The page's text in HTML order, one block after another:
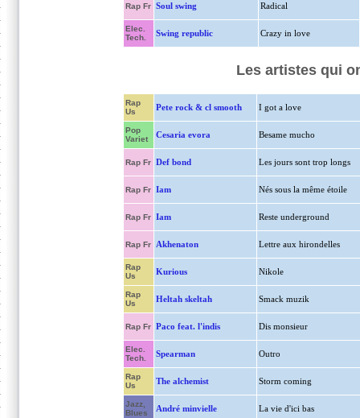
Rap Fr Soul swing Radical
Elec.
Tech.
Swing republic Crazy in love
Les artistes qui
Rap
Us
Pete rock & cl smooth I got a love
Pop
Variet
Cesaria evora Besame mucho
Rap Fr Def bond Les jours sont trop longs
Rap Fr Iam Nés sous la même étoile
Rap Fr Iam Reste underground
Rap Fr Akhenaton Lettre aux hirondelles
Rap
Us
Kurious Nikole
Rap
Us
Heltah skeltah Smack muzik
Rap Fr Paco feat. l'indis Dis monsieur
Elec.
Tech.
Spearman Outro
Rap
Us
The alchemist Storm coming
Jazz,
Blues
André minvielle La vie d'ici bas